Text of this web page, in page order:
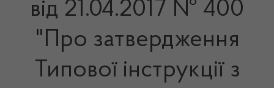
від 21.04.2017 № 400
"Про затвердження
Типової інструкції з